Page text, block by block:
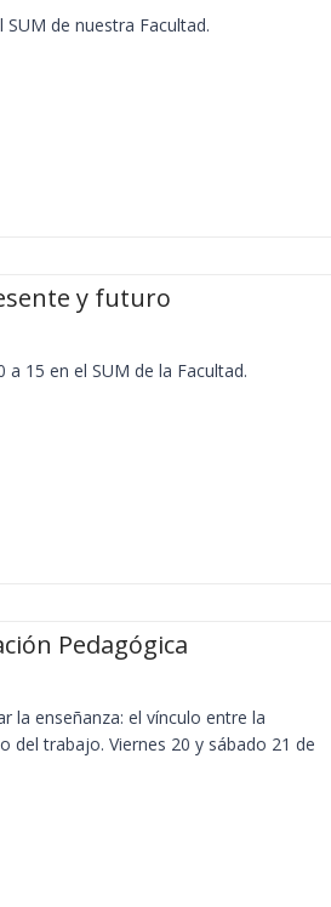
de nuestra Facultad.
y futuro
15 en el SUM de la Facultad.
Pedagógica
la enseñanza: el vínculo entre la
del trabajo. Viernes 20 y sábado 21 de